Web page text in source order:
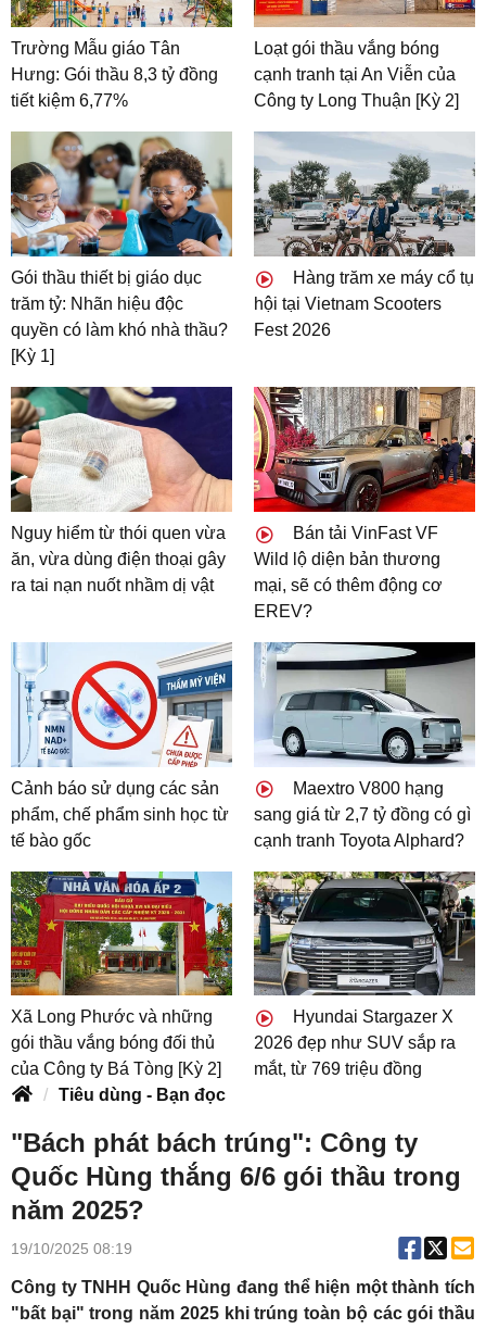
Trường Mẫu giáo Tân
Hưng: Gói thầu 8,3 tỷ đồng
tiết kiệm 6,77%
Loạt gói thầu vắng bóng
cạnh tranh tại An Viễn của
Công ty Long Thuận [Kỳ 2]
Gói thầu thiết bị giáo dục
trăm tỷ: Nhãn hiệu độc
quyền có làm khó nhà thầu?
[Kỳ 1]
Hàng trăm xe máy cổ tụ
hội tại Vietnam Scooters
Fest 2026
Nguy hiểm từ thói quen vừa
ăn, vừa dùng điện thoại gây
ra tai nạn nuốt nhầm dị vật
Bán tải VinFast VF
Wild lộ diện bản thương
mại, sẽ có thêm động cơ
EREV?
Cảnh báo sử dụng các sản
phẩm, chế phẩm sinh học từ
tế bào gốc
Maextro V800 hạng
sang giá từ 2,7 tỷ đồng có gì
cạnh tranh Toyota Alphard?
Xã Long Phước và những
gói thầu vắng bóng đối thủ
của Công ty Bá Tòng [Kỳ 2]
Hyundai Stargazer X
2026 đẹp như SUV sắp ra
mắt, từ 769 triệu đồng
Tiêu dùng - Bạn đọc
"Bách phát bách trúng": Công ty
Quốc Hùng thắng 6/6 gói thầu trong
năm 2025?
19/10/2025 08:19
Công ty TNHH Quốc Hùng đang thể hiện một thành tích
"bất bại" trong năm 2025 khi trúng toàn bộ các gói thầu